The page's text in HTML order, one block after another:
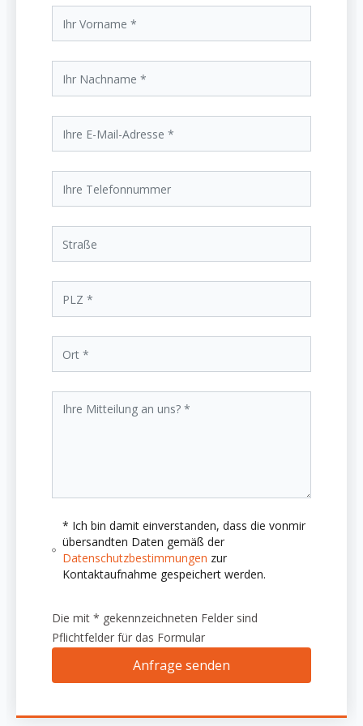
* Ich bin damit einverstanden, dass die vonmir
übersandten Daten gemäß der
Datenschutzbestimmungen zur
Kontaktaufnahme gespeichert werden.
Die mit * gekennzeichneten Felder sind
Pflichtfelder für das Formular
Anfrage senden